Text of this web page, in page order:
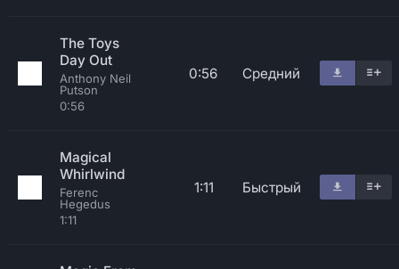
The Toys
Day Out
Anthony Neil
Putson
0:56
0:56 Средний
Magical
Whirlwind
Ferenc
Hegedus
1:11
1:11 Быстрый